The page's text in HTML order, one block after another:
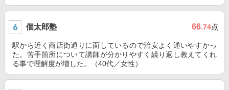
個太郎塾 66.74点
駅から近く商店街通りに面しているので治安よく通いやすかっ
た。苦手箇所について講師が分かりやすく繰り返し教えてくれ
る事で理解度が増した。（40代／女性）